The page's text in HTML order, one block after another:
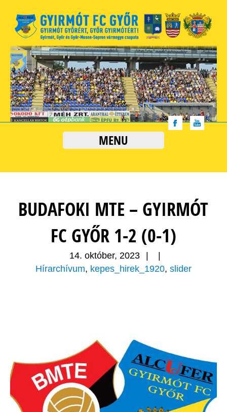
MENU
BUDAFOKI MTE – GYIRMÓT
FC GYŐR 1-2 (0-1)
14. október, 2023
Hírarchívum, kepes_hirek_1920, slider